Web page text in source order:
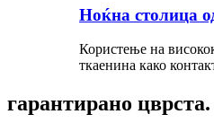
Ноќна столица
Користење на
ткаенина како
гарантирано цврста.